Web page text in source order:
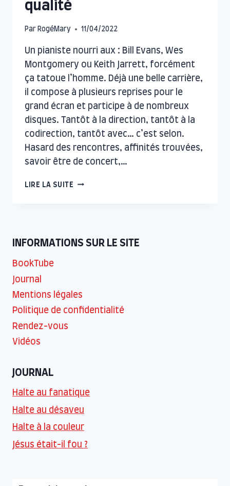
qualité
Par RogéMary 11/04/2022
Un pianiste nourri aux : Bill Evans, Wes
Montgomery ou Keith Jarrett, forcément
ça tatoue l’homme. Déjà une belle carrière,
il compose à plusieurs reprises pour le
grand écran et participe à de nombreux
disques. Tantôt à la direction, tantôt à la
codirection, tantôt avec… c’est selon.
Hasard des rencontres, affinités trouvées,
savoir être de concert,…
LIRE LA SUITE PARTAGEZ
INFORMATIONS SUR LE SITE
BookTube
Journal
Mentions légales
Politique de confidentialité
Rendez-vous
Vidéos
JOURNAL
Halte au fanatique
Halte au désaveu
Halte à la couleur
Jésus était-il fou ?